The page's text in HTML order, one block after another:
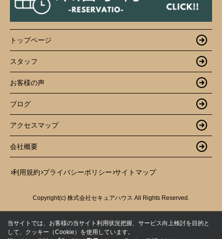
トップページ
スタッフ
お客様の声
ブログ
アクセスマップ
会社概要
利用規約 プライバシーポリシー サイトマップ
Copyright(c) 株式会社セキュアハウス All Rights Reserved.
当サイトでは、お客様の当サイト利用状況把握、サービス向上検討を目的と
して、クッキー（Cookie）を使用しています。